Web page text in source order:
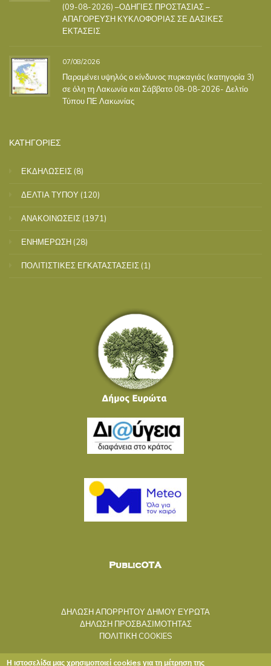
(09-08-2026) –ΟΔΗΓΙΕΣ ΠΡΟΣΤΑΣΙΑΣ –
ΑΠΑΓΟΡΕΥΣΗ ΚΥΚΛΟΦΟΡΙΑΣ ΣΕ ΔΑΣΙΚΕΣ
ΕΚΤΑΣΕΙΣ
07/08/2026
Παραμένει υψηλός ο κίνδυνος πυρκαγιάς (κατηγορία 3)
σε όλη τη Λακωνία και Σάββατο 08-08-2026- Δελτίο
Τύπου ΠΕ Λακωνίας
ΚΑΤΗΓΟΡΙΕΣ
ΕΚΔΗΛΩΣΕΙΣ (8)
ΔΕΛΤΙΑ ΤΥΠΟΥ (120)
ΑΝΑΚΟΙΝΩΣΕΙΣ (1971)
ΕΝΗΜΕΡΩΣΗ (28)
ΠΟΛΙΤΙΣΤΙΚΕΣ ΕΓΚΑΤΑΣΤΑΣΕΙΣ (1)
ΔΗΛΩΣΗ ΑΠΟΡΡΗΤΟΥ ΔΗΜΟΥ ΕΥΡΩΤΑ
ΔΗΛΩΣΗ ΠΡΟΣΒΑΣΙΜΟΤΗΤΑΣ
ΠΟΛΙΤΙΚΗ COOKIES
Η ιστοσελίδα μας χρησιμοποιεί cookies για τη μέτρηση της